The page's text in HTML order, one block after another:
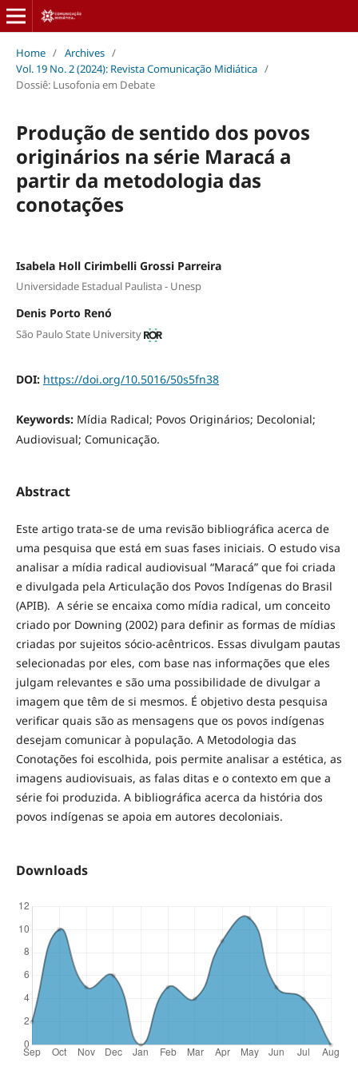
Home / Archives /
Vol. 19 No. 2 (2024): Revista Comunicação Midiática /
Dossiê: Lusofonia em Debate
Produção de sentido dos povos
originários na série Maracá a
partir da metodologia das
conotações
Isabela Holl Cirimbelli Grossi Parreira
Universidade Estadual Paulista - Unesp
Denis Porto Renó
São Paulo State University
DOI: https://doi.org/10.5016/50s5fn38
Keywords: Mídia Radical; Povos Originários; Decolonial;
Audiovisual; Comunicação.
Abstract
Este artigo trata-se de uma revisão bibliográfica acerca de
uma pesquisa que está em suas fases iniciais. O estudo visa
analisar a mídia radical audiovisual “Maracá” que foi criada
e divulgada pela Articulação dos Povos Indígenas do Brasil
(APIB). A série se encaixa como mídia radical, um conceito
criado por Downing (2002) para definir as formas de mídias
criadas por sujeitos sócio-acêntricos. Essas divulgam pautas
selecionadas por eles, com base nas informações que eles
julgam relevantes e são uma possibilidade de divulgar a
imagem que têm de si mesmos. É objetivo desta pesquisa
verificar quais são as mensagens que os povos indígenas
desejam comunicar à população. A Metodologia das
Conotações foi escolhida, pois permite analisar a estética, as
imagens audiovisuais, as falas ditas e o contexto em que a
série foi produzida. A bibliográfica acerca da história dos
povos indígenas se apoia em autores decoloniais.
Downloads